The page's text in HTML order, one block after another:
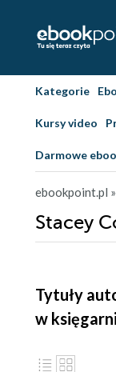
Kategorie
Kursy video
Darmowe
ebookpoint.pl
Stacey
Tytuły
w